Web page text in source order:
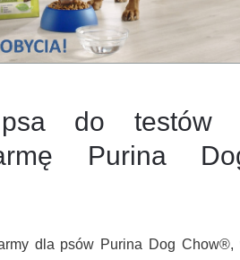
do testów
Purina
dla psów Purina Dog Chow®,